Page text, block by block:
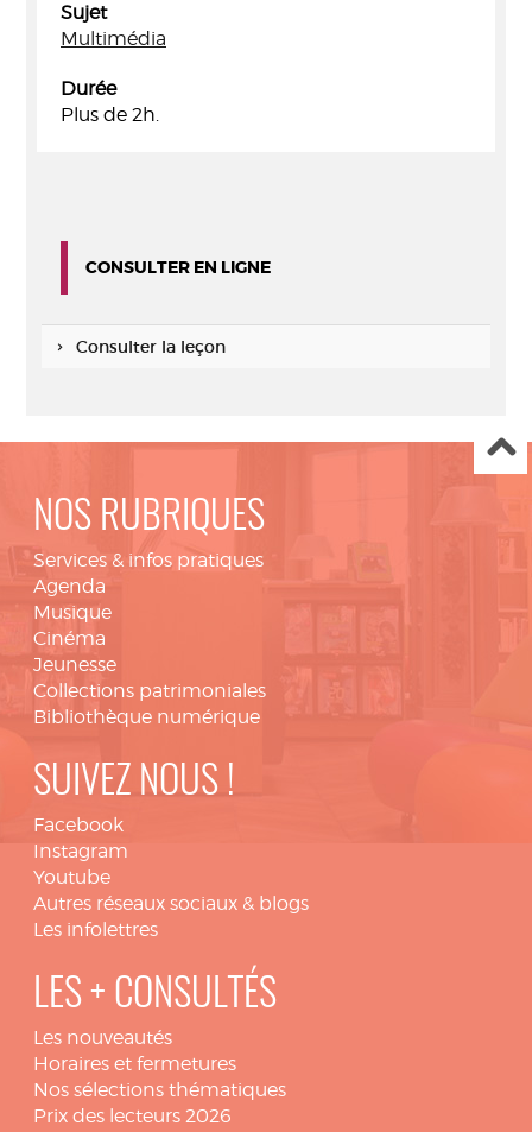
Sujet
Multimédia
Durée
Plus de 2h.
CONSULTER EN LIGNE
Consulter la leçon
NOS RUBRIQUES
Services & infos pratiques
Agenda
Musique
Cinéma
Jeunesse
Collections patrimoniales
Bibliothèque numérique
SUIVEZ NOUS !
Facebook
Instagram
Youtube
Autres réseaux sociaux & blogs
Les infolettres
LES + CONSULTÉS
Les nouveautés
Horaires et fermetures
Nos sélections thématiques
Prix des lecteurs 2026